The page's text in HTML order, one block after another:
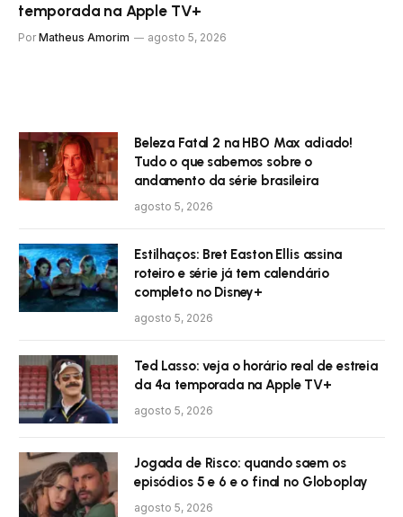
temporada na Apple TV+
Por Matheus Amorim agosto 5, 2026
Beleza Fatal 2 na HBO Max adiado!
Tudo o que sabemos sobre o
andamento da série brasileira
agosto 5, 2026
Estilhaços: Bret Easton Ellis assina
roteiro e série já tem calendário
completo no Disney+
agosto 5, 2026
Ted Lasso: veja o horário real de estreia
da 4ª temporada na Apple TV+
agosto 5, 2026
Jogada de Risco: quando saem os
episódios 5 e 6 e o final no Globoplay
agosto 5, 2026